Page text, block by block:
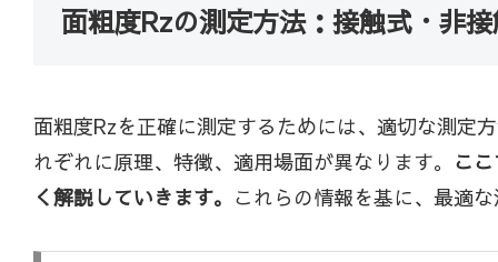
面粗度Rzの測定方法：接触式・非
面粗度Rzを正確に測定するためには、適切な測定
れぞれに原理、特徴、適用場面が異なります。 こ
く解説していきます。 これらの情報を基に、最適